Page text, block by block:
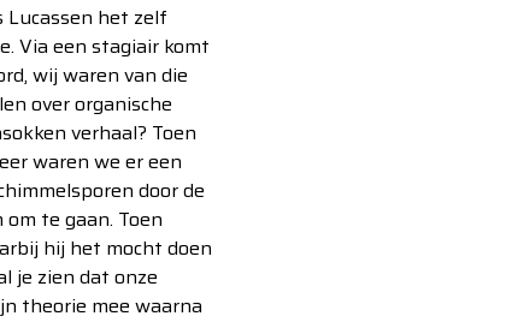
het zelf
Via een stagiair komt
wij waren van die
over organische
verhaal? Toen
waren we er een
door de
te gaan. Toen
hij het mocht doen
je zien dat onze
theorie mee waarna